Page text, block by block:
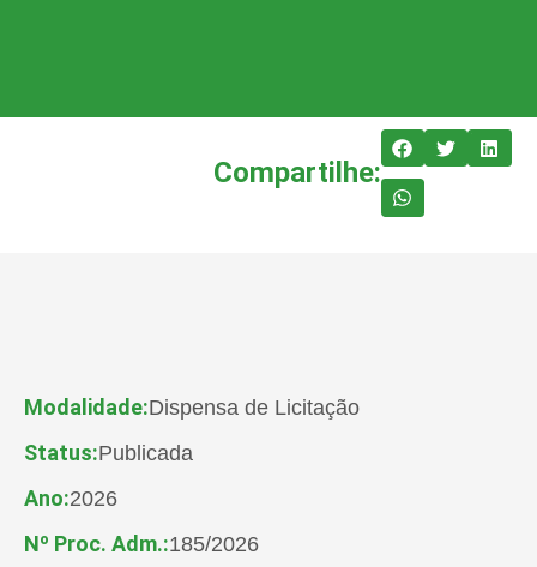
Compartilhe:
Modalidade:Dispensa de Licitação
Status:Publicada
Ano:2026
Nº Proc. Adm.:185/2026